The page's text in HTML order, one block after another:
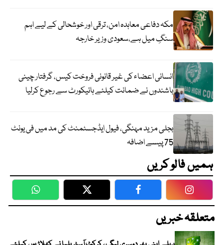
مکہ دفاعی معاہدہ امن، ترقی اور خوشحالی کے لیے اہم
سنگِ میل ہے،سعودی وزیر خارجہ
انسانی اعضاء کی غیر قانونی فروخت کیس، گرفتار چینی
باشندوں نے ضمانت کیلئے ہائیکورٹ سے رجوع کرلیا
بجلی مزید مہنگی، فیول ایڈجسٹمنٹ کی مد میں فی یونٹ
75 پیسے اضافہ
ہمیں فالو کریں
WhatsApp Twitter Facebook
متعلقہ خبریں